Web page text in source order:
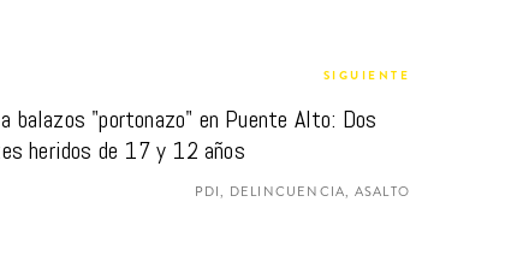
SIGUIENTE
balazos "portonazo" en Puente Alto: Dos
heridos de 17 y 12 años
PDI, DELINCUENCIA, ASALTO